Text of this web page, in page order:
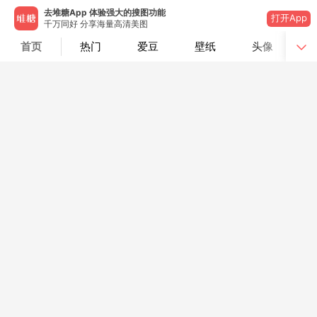
去堆糖App 体验强大的搜图功能
千万同好 分享海量高清美图
打开App
首页 热门 爱豆 壁纸 头像